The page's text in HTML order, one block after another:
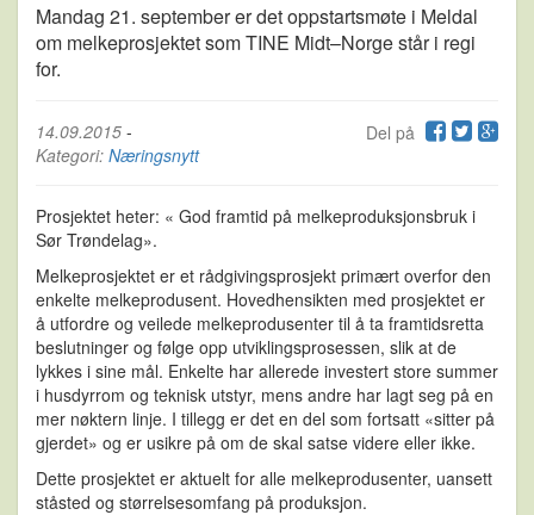
Mandag 21. september er det oppstartsmøte i Meldal
om melkeprosjektet som TINE Midt–Norge står i regi
for.
Del på
14.09.2015 -
Kategori: Næringsnytt
Prosjektet heter: « God framtid på melkeproduksjonsbruk i
Sør Trøndelag».
Melkeprosjektet er et rådgivingsprosjekt primært overfor den
enkelte melkeprodusent. Hovedhensikten med prosjektet er
å utfordre og veilede melkeprodusenter til å ta framtidsretta
beslutninger og følge opp utviklingsprosessen, slik at de
lykkes i sine mål. Enkelte har allerede investert store summer
i husdyrrom og teknisk utstyr, mens andre har lagt seg på en
mer nøktern linje. I tillegg er det en del som fortsatt «sitter på
gjerdet» og er usikre på om de skal satse videre eller ikke.
Dette prosjektet er aktuelt for alle melkeprodusenter, uansett
ståsted og størrelsesomfang på produksjon.